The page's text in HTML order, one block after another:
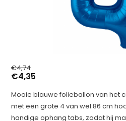
€4,74
€4,35
Mooie blauwe folieballon van het
met een grote 4 van wel 86 cm
handige ophang tabs, zodat hij